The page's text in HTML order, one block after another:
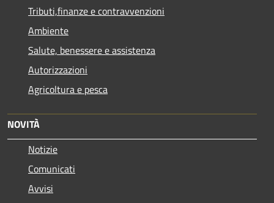
Tributi,finanze e contravvenzioni
Ambiente
Salute, benessere e assistenza
Autorizzazioni
Agricoltura e pesca
NOVITÀ
Notizie
Comunicati
Avvisi